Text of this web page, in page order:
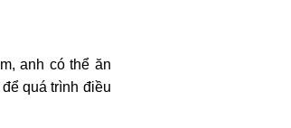
anh có thể ăn
quá trình điều